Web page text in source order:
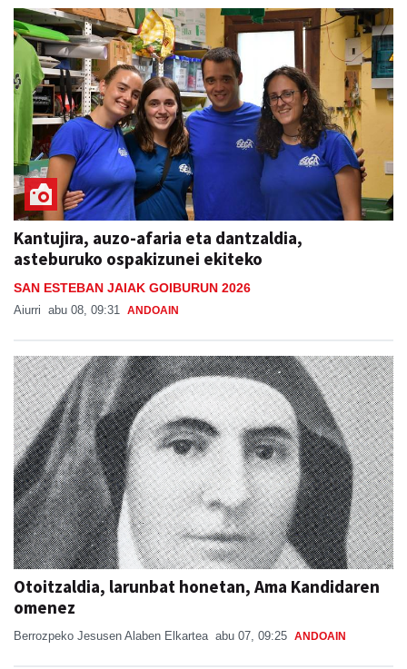
Kantujira, auzo-afaria eta dantzaldia,
asteburuko ospakizunei ekiteko
SAN ESTEBAN JAIAK GOIBURUN 2026
ANDOAIN
Otoitzaldia, larunbat honetan, Ama Kandidaren
omenez
Berrozpeko Jesusen Alaben Elkartea abu 07, 09:25 ANDOAIN